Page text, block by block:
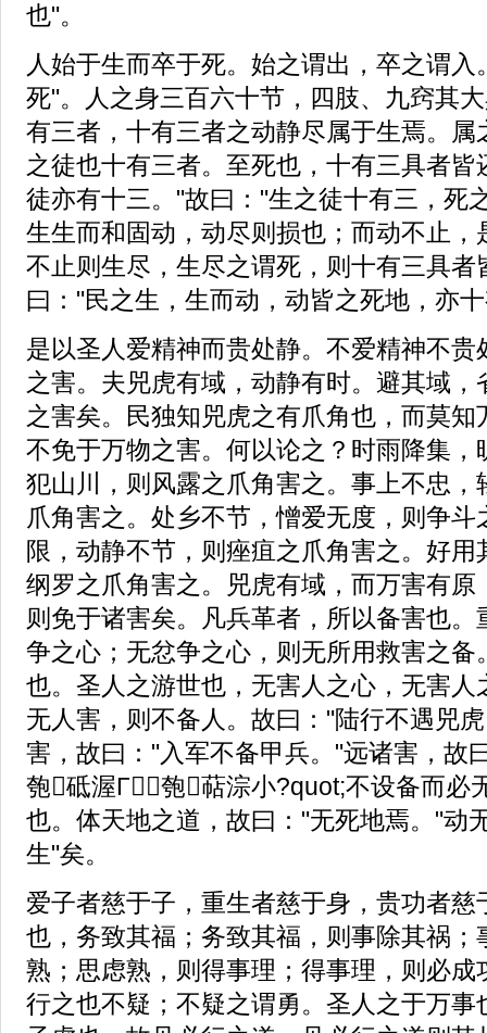
也"。
人始于生而卒于死。始之谓出，卒之谓入
死"。人之身三百六十节，四肢、九窍其
有三者，十有三者之动静尽属于生焉。属
之徒也十有三者。至死也，十有三具者
徒亦有十三。"故曰："生之徒十有三，死
生生而和固动，动尽则损也；而动不止，
不止则生尽，生尽之谓死，则十有三具者
曰："民之生，生而动，动皆之死地，亦
是以圣人爱精神而贵处静。不爱精神不贵
之害。夫兕虎有域，动静有时。避其域
之害矣。民独知兕虎之有爪角也，而莫
不免于万物之害。何以论之？时雨降集，
犯山川，则风露之爪角害之。事上不忠，
爪角害之。处乡不节，憎爱无度，则争
限，动静不节，则痤疽之爪角害之。好用
纲罗之爪角害之。兕虎有域，而万害有原
则免于诸害矣。凡兵革者，所以备害也
争之心；无忿争之心，则无所用救害之备
也。圣人之游世也，无害人之心，无害人
无人害，则不备人。故曰："陆行不遇兕
害，故曰："入军不备甲兵。"远诸害，故
匏砥渥Γ匏萜淙小?quot;不设备而必
也。体天地之道，故曰："无死地焉。"动
生"矣。
爱子者慈于子，重生者慈于身，贵功者慈
也，务致其福；务致其福，则事除其祸；
熟；思虑熟，则得事理；得事理，则必成
行之也不疑；不疑之谓勇。圣人之于万事